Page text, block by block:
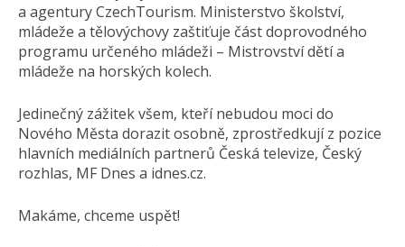
a agentury CzechTourism. Ministerstvo školství,
mládeže a tělovýchovy zaštiťuje část doprovodného
programu určeného mládeži – Mistrovství dětí a
mládeže na horských kolech.
Jedinečný zážitek všem, kteří nebudou moci do
Nového Města dorazit osobně, zprostředkují z pozice
hlavních mediálních partnerů Česká televize, Český
rozhlas, MF Dnes a idnes.cz.
Makáme, chceme uspět!